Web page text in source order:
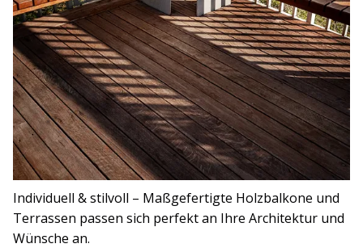
Individuell & stilvoll – Maßgefertigte Holzbalkone und
Terrassen passen sich perfekt an Ihre Architektur und
Wünsche an.